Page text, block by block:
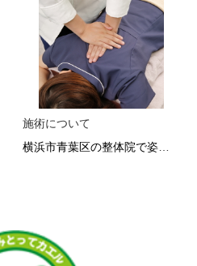
施術について